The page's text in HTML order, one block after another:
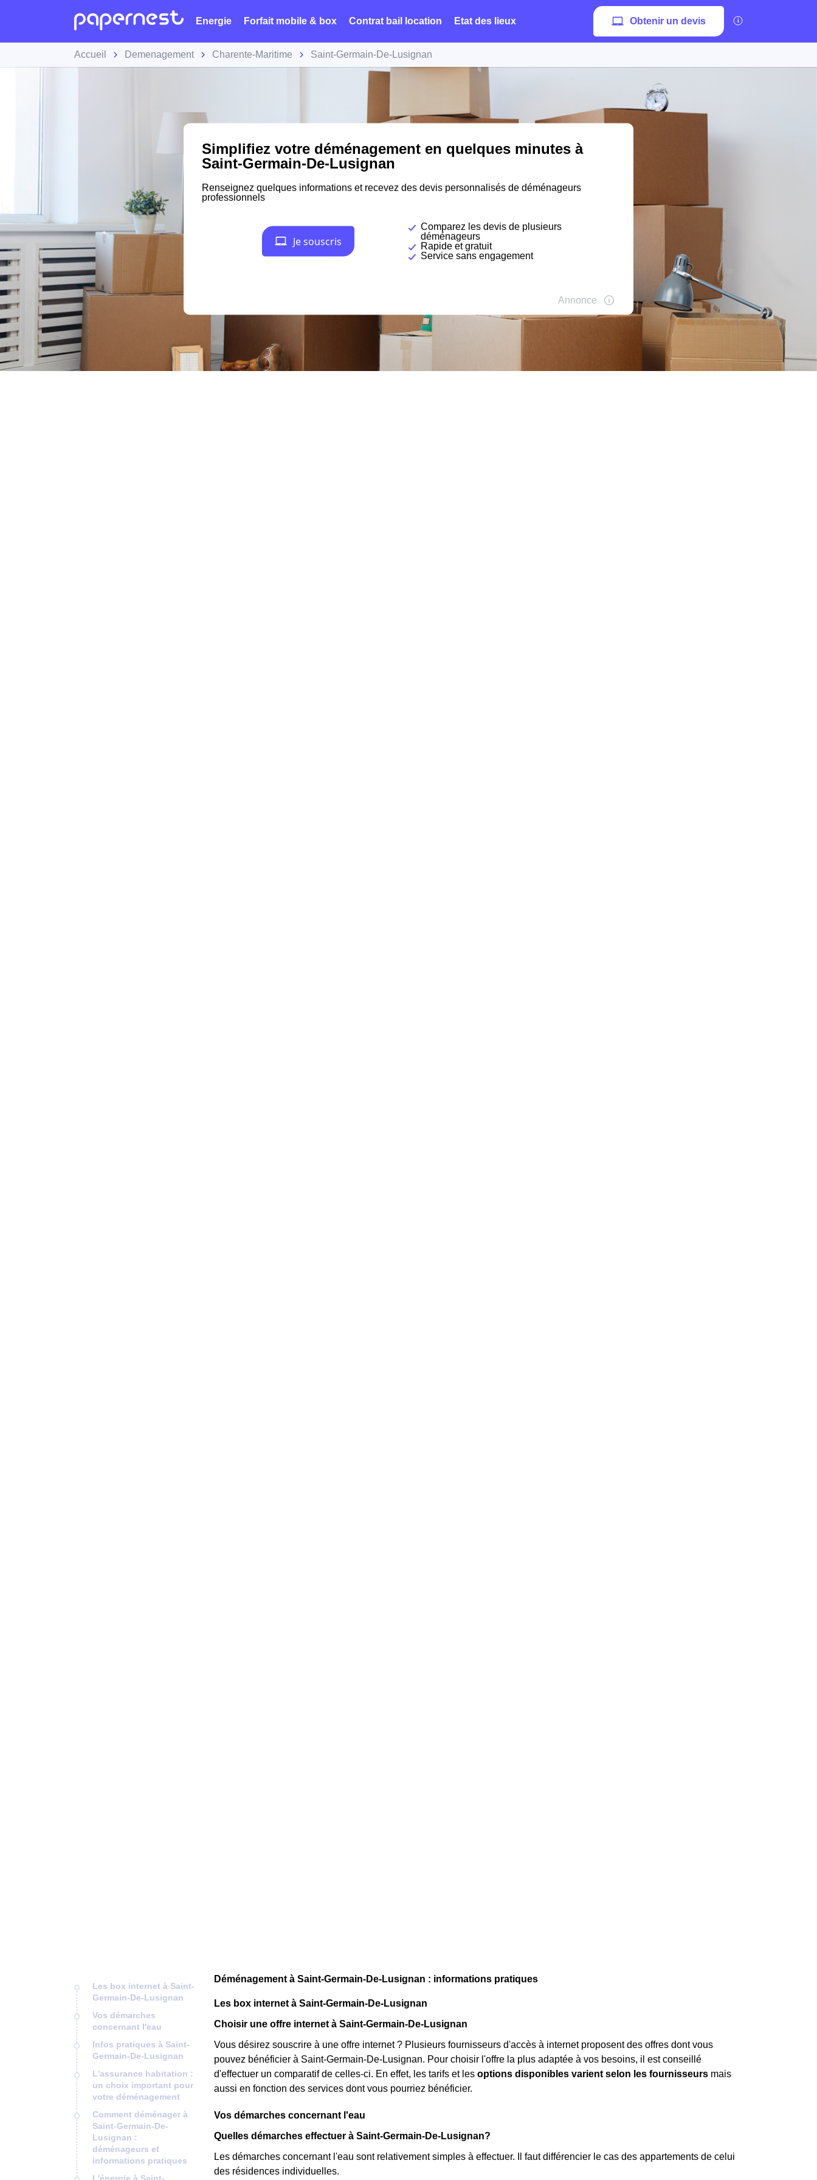
Energie Forfait mobile & box Contrat bail location Etat des lieux Obtenir un devis
Accueil Demenagement Charente-Maritime Saint-Germain-De-Lusignan
Les box internet à Saint-
Germain-De-Lusignan
Vos démarches
concernant l'eau
Infos pratiques à Saint-
Germain-De-Lusignan
L'assurance habitation :
un choix important pour
votre déménagement
Comment déménager à
Saint-Germain-De-
Lusignan :
déménageurs et
informations pratiques
Déménagement à Saint-Germain-De-Lusignan : informations pratiques
Les box internet à Saint-Germain-De-Lusignan
Choisir une offre internet à Saint-Germain-De-Lusignan
Vous désirez souscrire à une offre internet ? Plusieurs fournisseurs d'accès à internet proposent des offres dont vous
pouvez bénéficier à Saint-Germain-De-Lusignan. Pour choisir l'offre la plus adaptée à vos besoins, il est conseillé
d'effectuer un comparatif de celles-ci. En effet, les tarifs et les options disponibles varient selon les fournisseurs mais
aussi en fonction des services dont vous pourriez bénéficier.
Vos démarches concernant l'eau
Quelles démarches effectuer à Saint-Germain-De-Lusignan?
Les démarches concernant l'eau sont relativement simples à effectuer. Il faut différencier le cas des appartements de celui
des résidences individuelles.